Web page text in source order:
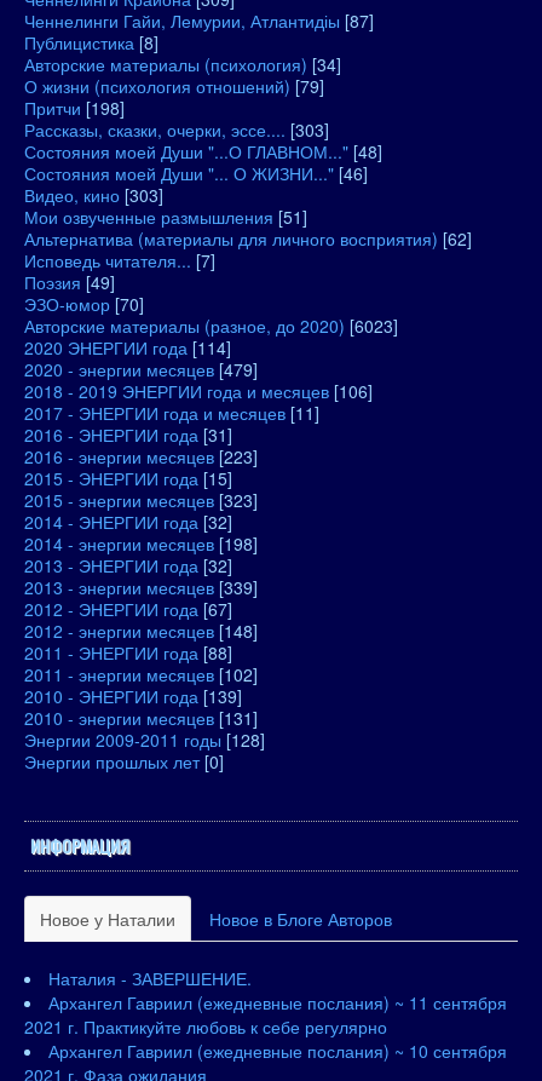
Ченнелинги Гайи, Лемурии, Атлантидіы [87]
Публицистика [8]
Авторские материалы (психология) [34]
О жизни (психология отношений) [79]
Притчи [198]
Рассказы, сказки, очерки, эссе.... [303]
Состояния моей Души "...О ГЛАВНОМ..." [48]
Состояния моей Души "... О ЖИЗНИ..." [46]
Видео, кино [303]
Мои озвученные размышления [51]
Альтернатива (материалы для личного восприятия) [62]
Исповедь читателя... [7]
Поэзия [49]
ЭЗО-юмор [70]
Авторские материалы (разное, до 2020) [6023]
2020 ЭНЕРГИИ года [114]
2020 - энергии месяцев [479]
2018 - 2019 ЭНЕРГИИ года и месяцев [106]
2017 - ЭНЕРГИИ года и месяцев [11]
2016 - ЭНЕРГИИ года [31]
2016 - энергии месяцев [223]
2015 - ЭНЕРГИИ года [15]
2015 - энергии месяцев [323]
2014 - ЭНЕРГИИ года [32]
2014 - энергии месяцев [198]
2013 - ЭНЕРГИИ года [32]
2013 - энергии месяцев [339]
2012 - ЭНЕРГИИ года [67]
2012 - энергии месяцев [148]
2011 - ЭНЕРГИИ года [88]
2011 - энергии месяцев [102]
2010 - ЭНЕРГИИ года [139]
2010 - энергии месяцев [131]
Энергии 2009-2011 годы [128]
Энергии прошлых лет [0]
ИНФОРМАЦИЯ
Новое у Наталии Новое в Блоге Авторов
Наталия - ЗАВЕРШЕНИЕ.
Архангел Гавриил (ежедневные послания) ~ 11 сентября
2021 г. Практикуйте любовь к себе регулярно
Архангел Гавриил (ежедневные послания) ~ 10 сентября
2021 г. Фаза ожидания